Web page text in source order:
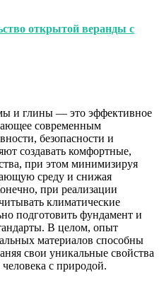
открытой веранды с
и глины — это эффективное
современным
безопасности и
создавать комфортные,
при этом минимизируя
среду и снижая
при реализации
климатические
подготовить фундамент и
В целом, опыт
материалов способны
свои уникальные свойства
с природой.